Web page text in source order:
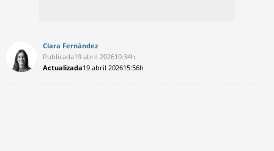
Clara Fernández
Publicada19 abril 202610:34h
Actualizada19 abril 202615:56h